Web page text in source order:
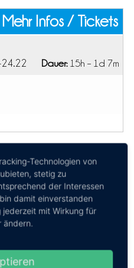
Mehr Infos / Tickets
Dauer:15h – 1d 7m
Flughafen -
Mehr Infos / Tickets
Technologien von
stetig zu
der Interessen
damit einverstanden
jederzeit mit Wirkung für